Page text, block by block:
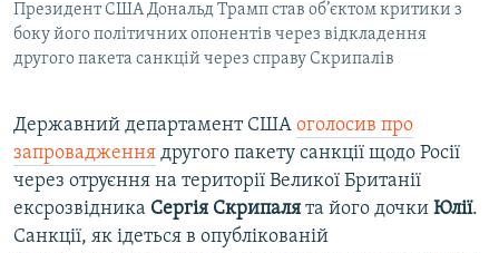
ІНФОГРАФІКА
ДОЛУЧАЙСЯ!
Усі сайти RFE/RL
Президент США Дональд Трамп став об’єктом критики з
боку його політичних опонентів через відкладення
другого пакета санкцій через справу Скрипалів
Державний департамент США оголосив про
запровадження другого пакету санкції щодо Росії
через отруєння на території Великої Британії
ексрозвідника Сергія Скрипаля та його дочки Юлії.
Санкції, як ідеться в опублікованій